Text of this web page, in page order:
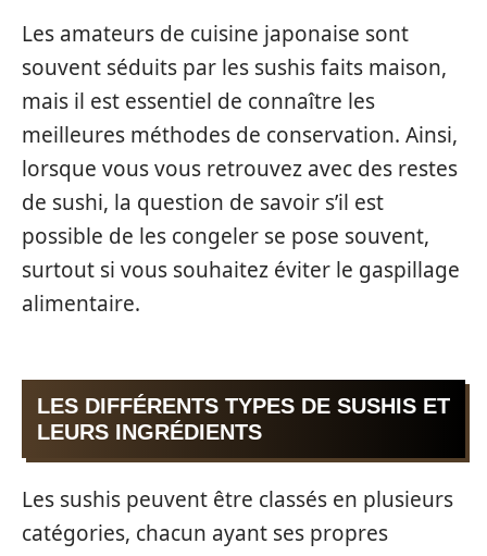
Les amateurs de cuisine japonaise sont
souvent séduits par les sushis faits maison,
mais il est essentiel de connaître les
meilleures méthodes de conservation. Ainsi,
lorsque vous vous retrouvez avec des restes
de sushi, la question de savoir s’il est
possible de les congeler se pose souvent,
surtout si vous souhaitez éviter le gaspillage
alimentaire.
LES DIFFÉRENTS TYPES DE SUSHIS ET
LEURS INGRÉDIENTS
Les sushis peuvent être classés en plusieurs
catégories, chacun ayant ses propres